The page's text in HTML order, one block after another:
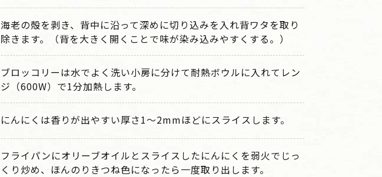
海老の殻を剥き、背中に沿って深めに切り込みを入れ背ワタを取り
除きます。（背を大きく開くことで味が染み込みやすくする。）
ブロッコリーは水でよく洗い小房に分けて耐熱ボウルに入れてレン
ジ（600W）で1分加熱します。
にんにくは香りが出やすい厚さ1〜2mmほどにスライスします。
フライパンにオリーブオイルとスライスしたにんにくを弱火でじっ
くり炒め、ほんのりきつね色になったら一度取り出します。